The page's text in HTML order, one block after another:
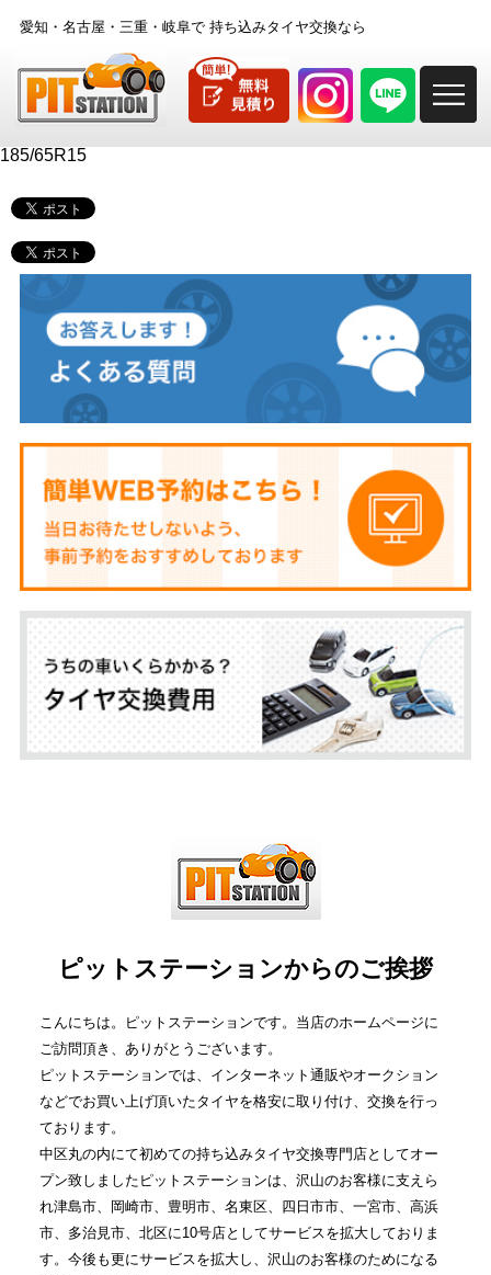
愛知・名古屋・三重・岐阜で持ち込みタイヤ交換なら
185/65R15
ピットステーションからのご挨拶
こんにちは。ピットステーションです。当店のホームページに
ご訪問頂き、ありがとうございます。
ピットステーションでは、インターネット通販やオークション
などでお買い上げ頂いたタイヤを格安に取り付け、交換を行っ
ております。
中区丸の内にて初めての持ち込みタイヤ交換専門店としてオー
プン致しましたピットステーションは、沢山のお客様に支えら
れ津島市、岡崎市、豊明市、名東区、四日市市、一宮市、高浜
市、多治見市、北区に10号店としてサービスを拡大しておりま
す。今後も更にサービスを拡大し、沢山のお客様のためになる